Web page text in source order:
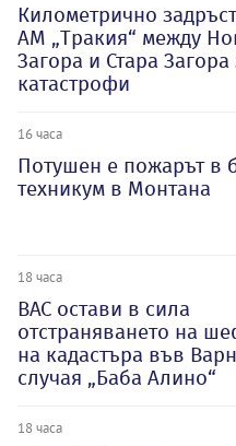
Километрично
АМ „Тракия“ между
Загора и Стара Загора
катастрофи
16 часа
Потушен е пожарът в
техникум в Монтана
18 часа
ВАС остави в сила
отстраняването на
на кадастъра във
случая „Баба Алино“
18 часа